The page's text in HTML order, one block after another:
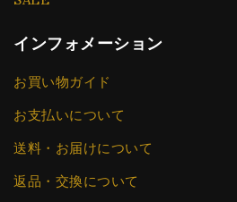
インフォメーション
お買い物ガイド
お支払いについて
送料・お届けについて
返品・交換について